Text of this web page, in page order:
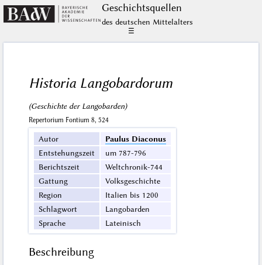
Geschichts­quellen
des deutschen Mittelalters
☰
Historia Langobardorum
(Geschichte der Langobarden)
Repertorium Fontium 8, 524
Autor
Paulus Diaconus
Entstehungszeit
um 787-796
Berichtszeit
Weltchronik-744
Gattung
Volksgeschichte
Region
Italien bis 1200
Schlagwort
Langobarden
Sprache
Lateinisch
Beschreibung